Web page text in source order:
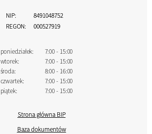
NIP:
8491048752
REGON:
000527919
poniedziałek:
7:00 - 15:00
wtorek:
7:00 - 15:00
środa:
8:00 - 16:00
czwartek:
7:00 - 15:00
piątek:
7:00 - 15:00
Strona główna BIP
Baza dokumentów